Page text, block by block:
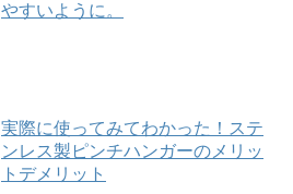
やすいように。
実際に使ってみてわかった！ステ
ンレス製ピンチハンガーのメリッ
トデメリット